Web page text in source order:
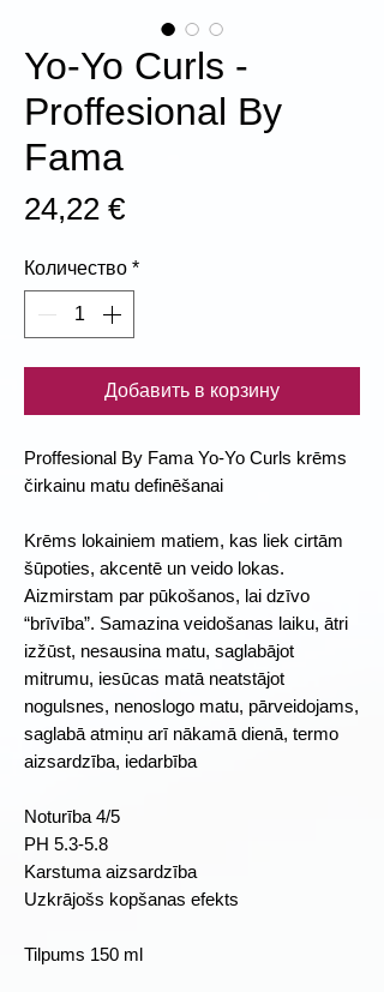
Yo-Yo Curls -
Proffesional By
Fama
24,22 €Цена
Количество *
Добавить в корзину
Proffesional By Fama Yo-Yo Curls krēms
čirkainu matu definēšanai
Krēms lokainiem matiem, kas liek cirtām
šūpoties, akcentē un veido lokas.
Aizmirstam par pūkošanos, lai dzīvo
“brīvība”. Samazina veidošanas laiku, ātri
izžūst, nesausina matu, saglabājot
mitrumu, iesūcas matā neatstājot
nogulsnes, nenoslogo matu, pārveidojams,
saglabā atmiņu arī nākamā dienā, termo
aizsardzība, iedarbība
Noturība 4/5
PH 5.3-5.8
Karstuma aizsardzība
Uzkrājošs kopšanas efekts
Tilpums 150 ml